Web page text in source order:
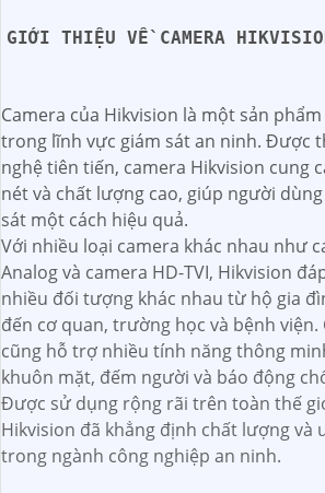
GIỚI THIỆU VỀ CAMERA
Camera của Hikvision là một sản
trong lĩnh vực giám sát an ninh. Được
nghệ tiên tiến, camera Hikvision cung
nét và chất lượng cao, giúp người
sát một cách hiệu quả.
Với nhiều loại camera khác nhau như
Analog và camera HD-TVI, Hikvision
nhiều đối tượng khác nhau từ hộ gia
đến cơ quan, trường học và bệnh viện.
cũng hỗ trợ nhiều tính năng thông
khuôn mặt, đếm người và báo động
Được sử dụng rộng rãi trên toàn thế
Hikvision đã khẳng định chất lượng và
trong ngành công nghiệp an ninh.